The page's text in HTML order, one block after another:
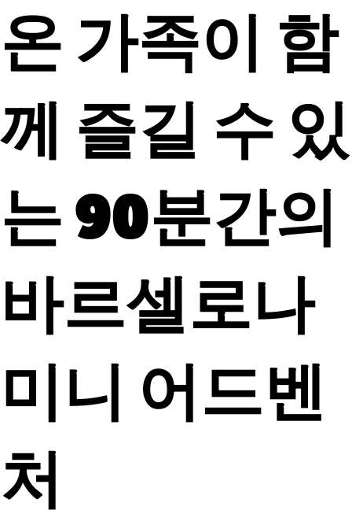
온 가족이 함
께 즐길 수 있
는 90분간의
바르셀로나
미니 어드벤
처